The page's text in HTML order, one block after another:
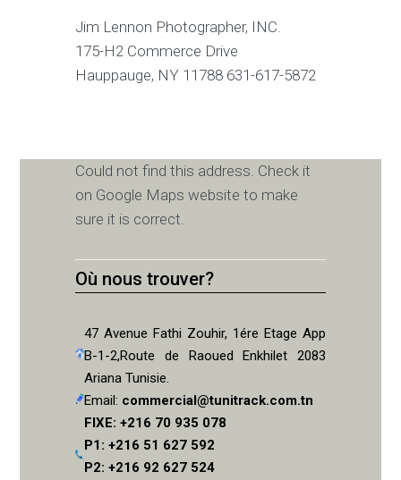
Jim Lennon Photographer, INC.
175-H2 Commerce Drive
Hauppauge, NY 11788 631-617-5872
Could not find this address. Check it
on Google Maps website to make
sure it is correct.
Où nous trouver?
47 Avenue Fathi Zouhir, 1ére Etage App
B-1-2,Route de Raoued Enkhilet 2083
Ariana Tunisie.
Email: commercial@tunitrack.com.tn
FIXE: +216 70 935 078
P1: +216 51 627 592
P2: +216 92 627 524